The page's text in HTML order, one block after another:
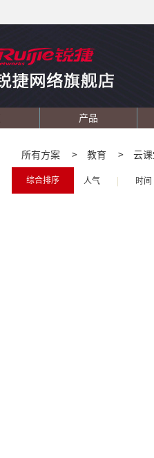
产品
所有方案 > 教育 > 云
综合排序 人气 时间